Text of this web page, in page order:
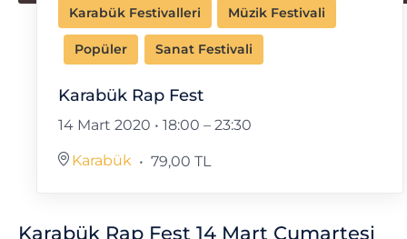
Karabük Festivalleri Müzik Festivali
Popüler Sanat Festivali
Karabük Rap Fest
14 Mart 2020 • 18:00 – 23:30
Karabük 79,00 TL
Karabük Rap Fest 14 Mart Cumartesi